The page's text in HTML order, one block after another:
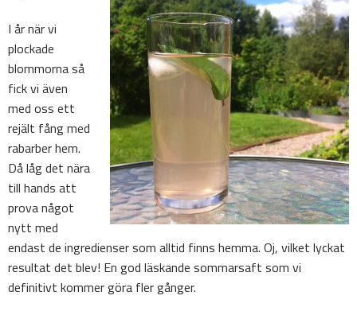
I år när vi
plockade
blommorna så
fick vi även
med oss ett
rejält fång med
rabarber hem.
Då låg det nära
till hands att
prova något
nytt med
endast de ingredienser som alltid finns hemma. Oj, vilket lyckat
resultat det blev! En god läskande sommarsaft som vi
definitivt kommer göra fler gånger.